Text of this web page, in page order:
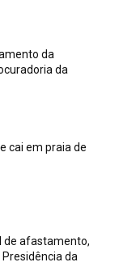
da
da
cai em praia de
de afastamento,
da